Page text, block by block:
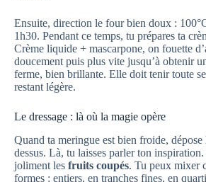
Ensuite, direction le four bien doux :
1h30. Pendant ce temps, tu prépares ta
Crème liquide + mascarpone, on fouette
doucement puis plus vite jusqu’à obtenir
ferme, bien brillante. Elle doit tenir toute
restant légère.
Le dressage : là où la magie opère
Quand ta meringue est bien froide, dépose
dessus. Là, tu laisses parler ton
joliment les fruits coupés. Tu peux mixer
formes : entiers, en tranches fines, en